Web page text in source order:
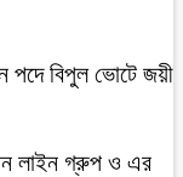
পদে বিপুল ভোটে জয়ী
লাইন গ্রুপ ও এর